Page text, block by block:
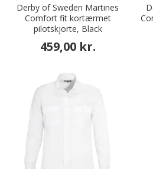
Derby of Sweden Martines
Comfort fit kortærmet
pilotskjorte, Black
459,00 kr.